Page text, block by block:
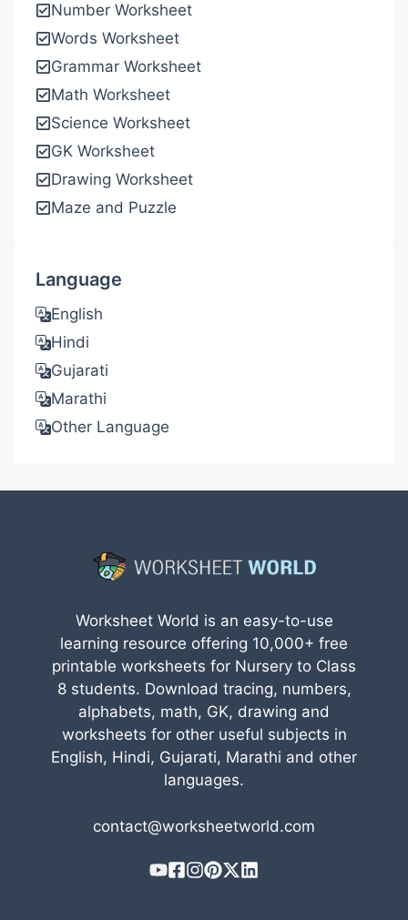
Number Worksheet
Words Worksheet
Grammar Worksheet
Math Worksheet
Science Worksheet
GK Worksheet
Drawing Worksheet
Maze and Puzzle
Language
English
Hindi
Gujarati
Marathi
Other Language
Worksheet World is an easy-to-use
learning resource offering 10,000+ free
printable worksheets for Nursery to Class
8 students. Download tracing, numbers,
alphabets, math, GK, drawing and
worksheets for other useful subjects in
English, Hindi, Gujarati, Marathi and other
languages.
contact@worksheetworld.com